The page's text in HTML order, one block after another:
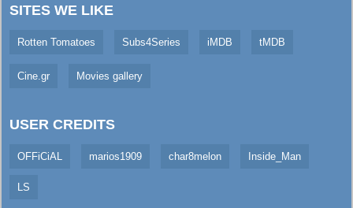
SITES WE LIKE
Rotten Tomatoes Subs4Series iMDB tMDB
Cine.gr Movies gallery
USER CREDITS
OFFiCiAL marios1909 char8melon Inside_Man
LS